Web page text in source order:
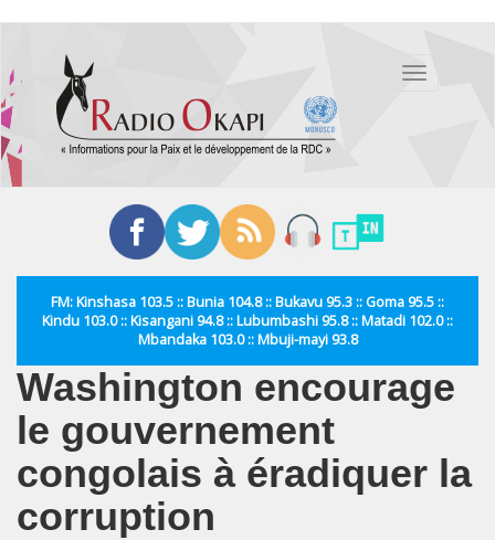
contenu
principal
Toggle
FM: Kinshasa 103.5 :: Bunia 104.8 :: Bukavu 95.3 :: Goma 95.5 ::
Kindu 103.0 :: Kisangani 94.8 :: Lubumbashi 95.8 :: Matadi 102.0 ::
Mbandaka 103.0 :: Mbuji-mayi 93.8
Washington encourage
le gouvernement
congolais à éradiquer la
corruption